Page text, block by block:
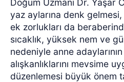
yaz aylarına denk gelmesi,
ek zorlukları da
sıcaklık, yüksek nem ve
nedeniyle anne
alışkanlıklarını mevsime
düzenlemesi büyük önem